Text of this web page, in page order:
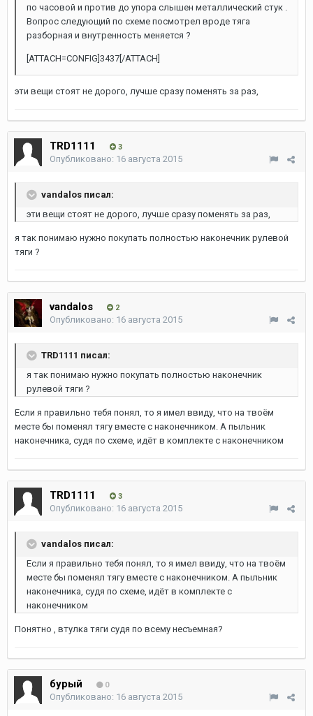
по часовой и против до упора слышен металлический стук .
Вопрос следующий по схеме посмотрел вроде тяга
разборная и внутренность меняется ?
[ATTACH=CONFIG]3437[/ATTACH]
эти вещи стоят не дорого, лучше сразу поменять за раз,
TRD1111 3
Опубликовано: 16 августа 2015
vandalos писал:
эти вещи стоят не дорого, лучше сразу поменять за раз,
я так понимаю нужно покупать полностью наконечник рулевой
тяги ?
vandalos 2
Опубликовано: 16 августа 2015
TRD1111 писал:
я так понимаю нужно покупать полностью наконечник
рулевой тяги ?
Если я правильно тебя понял, то я имел ввиду, что на твоём
месте бы поменял тягу вместе с наконечником. А пыльник
наконечника, судя по схеме, идёт в комплекте с наконечником
TRD1111 3
Опубликовано: 16 августа 2015
vandalos писал:
Если я правильно тебя понял, то я имел ввиду, что на твоём
месте бы поменял тягу вместе с наконечником. А пыльник
наконечника, судя по схеме, идёт в комплекте с
наконечником
Понятно , втулка тяги судя по всему несъемная?
бурый 0
Опубликовано: 16 августа 2015